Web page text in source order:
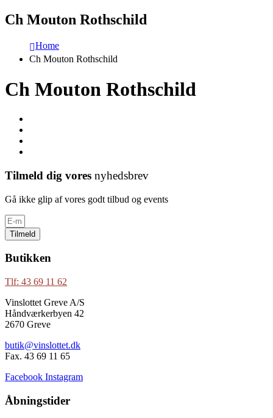
Ch Mouton Rothschild
Home
Ch Mouton Rothschild
Ch Mouton Rothschild
Tilmeld dig vores nyhedsbrev
Gå ikke glip af vores godt tilbud og events
Tilmeld
Butikken
Tlf: 43 69 11 62
Vinslottet Greve A/S
Håndværkerbyen 42
2670 Greve
butik@vinslottet.dk
Fax. 43 69 11 65
Facebook Instagram
Åbningstider